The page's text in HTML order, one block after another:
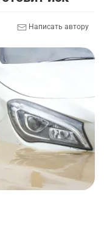
Написать автору